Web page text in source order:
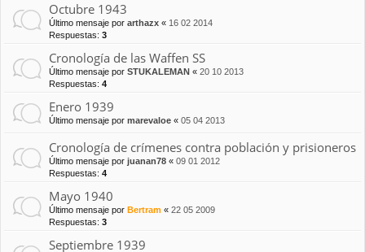
Octubre 1943
Último mensaje por arthazx « 16 02 2014
Respuestas: 3
Cronología de las Waffen SS
Último mensaje por STUKALEMAN « 20 10 2013
Respuestas: 4
Enero 1939
Último mensaje por marevaloe « 05 04 2013
Cronología de crímenes contra población y prisioneros
Último mensaje por juanan78 « 09 01 2012
Respuestas: 4
Mayo 1940
Último mensaje por Bertram « 22 05 2009
Respuestas: 3
Septiembre 1939